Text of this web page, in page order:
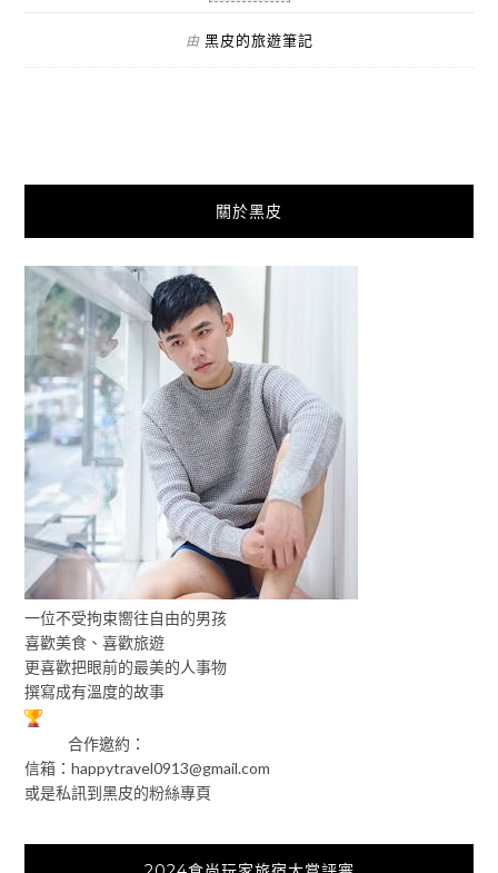
由 黑皮的旅遊筆記
關於黑皮
一位不受拘束嚮往自由的男孩
喜歡美食、喜歡旅遊
更喜歡把眼前的最美的人事物
撰寫成有溫度的故事
合作邀約：
信箱：happytravel0913@gmail.com
或是私訊到黑皮的粉絲專頁